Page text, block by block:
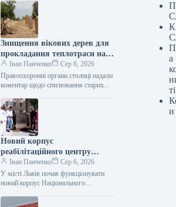
Знищення вікових дерев для
прокладання теплотраси на
Теремках: правоохоронці
стверджують, що роботи
проводяться згідно із законом
Іван Панченко
Сер 6, 2026
Правоохоронні органи столиці надали
коментар щодо спилювання старих
здійснюється для прокладання
теплотраси. Поліція стверджує, що…
Новий корпус
реабілітаційного центру
Unbroken відкрито у Львові.
Іван Панченко
Сер 6, 2026
У місті Львів почав функціонувати
новий корпус Національного
вже надається допомога першим
а
ті
и